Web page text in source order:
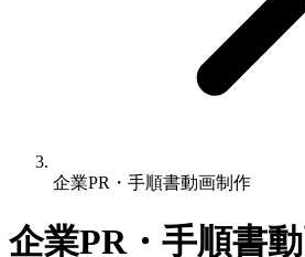
企業PR・手順書動画制作
企業PR・手順書